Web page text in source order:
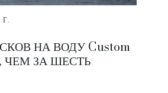
НА ВОДУ Custom
ЧЕМ ЗА ШЕСТЬ